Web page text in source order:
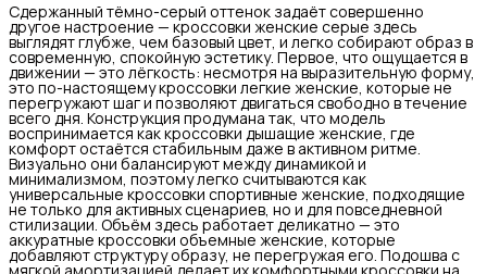
Сдержанный тёмно-серый оттенок задаёт совершенно
другое настроение — кроссовки женские серые здесь
выглядят глубже, чем базовый цвет, и легко собирают образ в
современную, спокойную эстетику. Первое, что ощущается в
движении — это лёгкость: несмотря на выразительную форму,
это по-настоящему кроссовки легкие женские, которые не
перегружают шаг и позволяют двигаться свободно в течение
всего дня. Конструкция продумана так, что модель
воспринимается как кроссовки дышащие женские, где
комфорт остаётся стабильным даже в активном ритме.
Визуально они балансируют между динамикой и
минимализмом, поэтому легко считываются как
универсальные кроссовки спортивные женские, подходящие
не только для активных сценариев, но и для повседневной
стилизации. Объём здесь работает деликатно — это
аккуратные кроссовки объемные женские, которые
добавляют структуру образу, не перегружая его. Подошва с